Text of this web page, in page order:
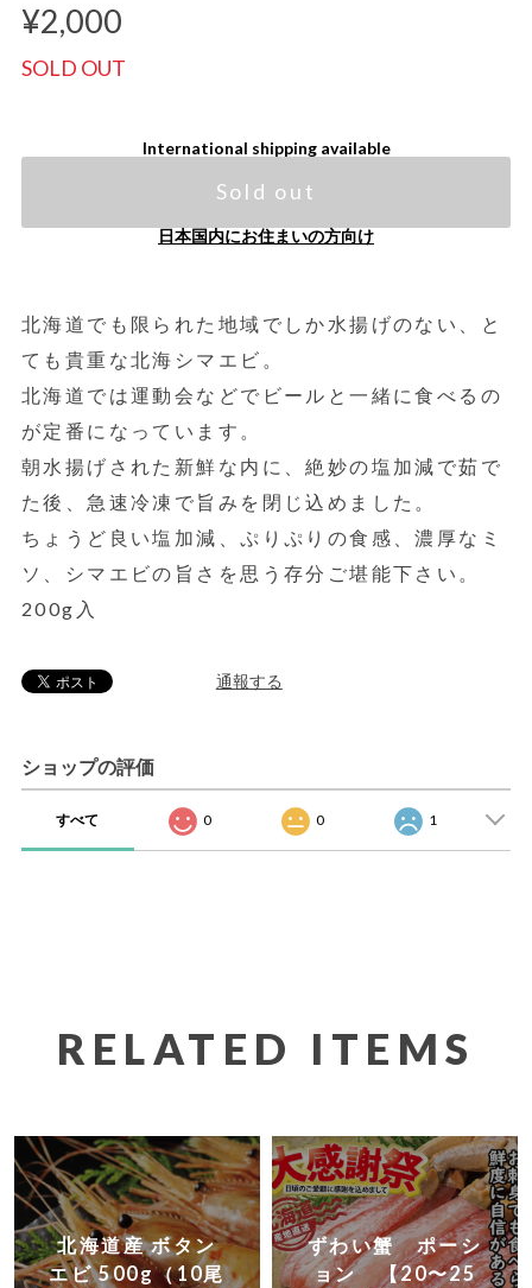
¥2,000
SOLD OUT
International shipping available
Sold out
日本国内にお住まいの方向け
北海道でも限られた地域でしか水揚げのない、と
ても貴重な北海シマエビ。
北海道では運動会などでビールと一緒に食べるの
が定番になっています。
朝水揚げされた新鮮な内に、絶妙の塩加減で茹で
た後、急速冷凍で旨みを閉じ込めました。
ちょうど良い塩加減、ぷりぷりの食感、濃厚なミ
ソ、シマエビの旨さを思う存分ご堪能下さい。
200g入
通報する
ショップの評価
すべて 0 0 1
RELATED ITEMS
北海道産 ボタン
エビ 500g（10尾
ずわい蟹 ポーシ
ョン 【20〜25